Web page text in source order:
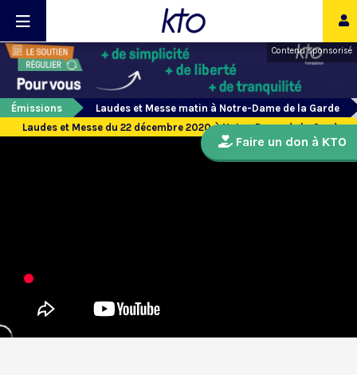
Contenu sponsorisé
Émissions
Laudes et Messe matin à Notre-Dame de la Garde
Laudes et Messe du 22 décembre 2020 à Notre-Dame de la Garde
Faire un don à KTO